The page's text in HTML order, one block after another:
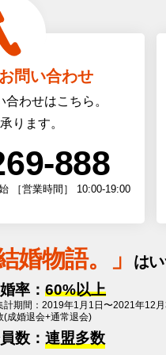
問い合わせ
わせはこちら。
ります。
888
［営業時間］ 10:00-19:00
婚物語。」 は
率： 60%以上
期間：2019年1月1日〜2021年12
(成婚退会+通常退会)
数： 連盟多数